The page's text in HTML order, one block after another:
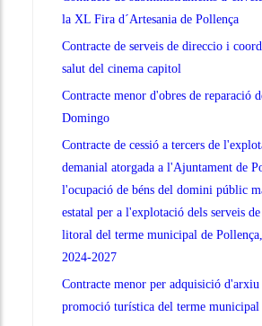
la XL Fira d´Artesania de Pollença
Contracte de serveis de direccio i
salut del cinema capitol
Contracte menor d'obres de reparació
Domingo
Contracte de cessió a tercers de
demanial atorgada a l'Ajuntament de
l'ocupació de béns del domini públic
estatal per a l'explotació dels serveis
litoral del terme municipal de
2024-2027
Contracte menor per adquisició
promoció turística del terme municipal